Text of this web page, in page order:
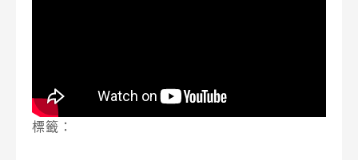
標籤：